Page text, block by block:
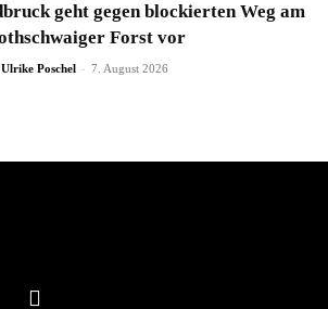
geht gegen blockierten Weg am
Forst vor
Ulrike Poschel - 7. August 2026